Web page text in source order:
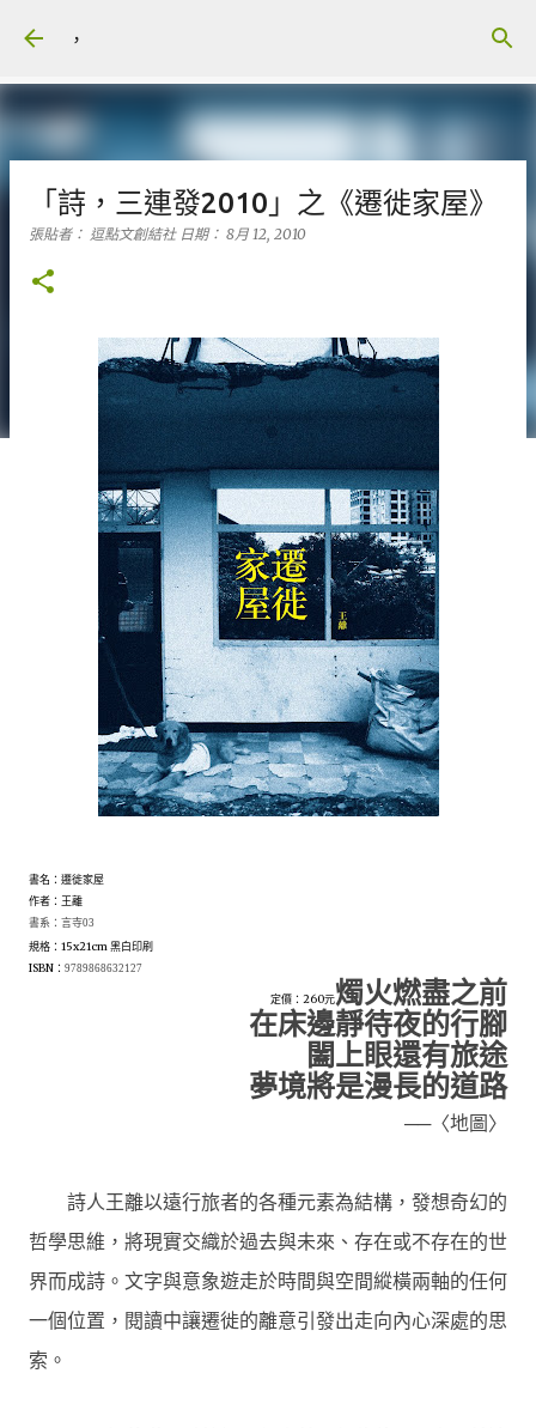
，
「詩，三連發2010」之《遷徙家屋》
張貼者： 逗點文創結社 日期： 8月 12, 2010
書名：遷徙家屋
作者：王離
書系：言寺03
規格：15x21cm 黑白印刷
ISBN： 9789868632127
定價：260元燭火燃盡之前
在床邊靜待夜的行腳
闔上眼還有旅途
夢境將是漫長的道路
──〈地圖〉
詩人王離以遠行旅者的各種元素為結構，發想奇幻的
哲學思維，將現實交織於過去與未來、存在或不存在的世
界而成詩。文字與意象遊走於時間與空間縱橫兩軸的任何
一個位置，閱讀中讓遷徙的離意引發出走向內心深處的思
索。